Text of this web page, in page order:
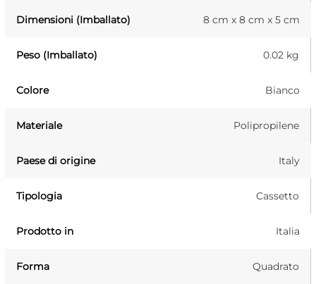
Dimensioni (Imballato) 8 cm x 8 cm x 5 cm
Peso (Imballato) 0.02 kg
Colore Bianco
Materiale Polipropilene
Paese di origine Italy
Tipologia Cassetto
Prodotto in Italia
Forma Quadrato